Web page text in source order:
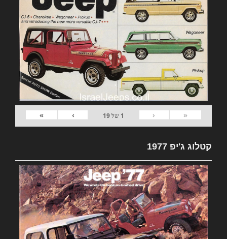
«
‹
1 של19
›
»
קטלוג ג'יפ 1977